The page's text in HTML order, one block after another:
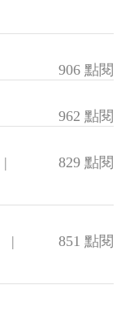
906 點閱
962 點閱
829 點閱
|
851 點閱
|